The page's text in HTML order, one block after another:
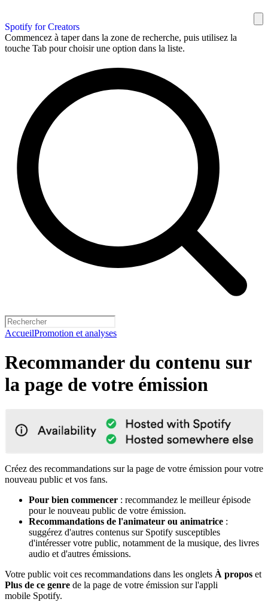
Spotify for Creators
Commencez à taper dans la zone de recherche, puis utilisez la
touche Tab pour choisir une option dans la liste.
AccueilPromotion et analyses
Recommander du contenu sur
la page de votre émission
Créez des recommandations sur la page de votre émission pour votre
nouveau public et vos fans.
Pour bien commencer : recommandez le meilleur épisode
pour le nouveau public de votre émission.
Recommandations de l'animateur ou animatrice :
suggérez d'autres contenus sur Spotify susceptibles
d'intéresser votre public, notamment de la musique, des livres
audio et d'autres émissions.
Votre public voit ces recommandations dans les onglets À propos et
Plus de ce genre de la page de votre émission sur l'appli
mobile Spotify.